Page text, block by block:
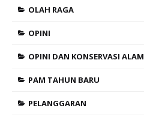
OLAH RAGA
OPINI
OPINI DAN KONSERVASI ALAM
PAM TAHUN BARU
PELANGGARAN